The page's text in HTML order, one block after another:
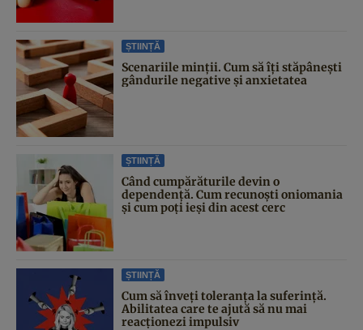
ȘTIINȚĂ
Scenariile minții. Cum să îți stăpânești
gândurile negative și anxietatea
ȘTIINȚĂ
Când cumpărăturile devin o
dependență. Cum recunoști oniomania
și cum poți ieși din acest cerc
ȘTIINȚĂ
Cum să înveți toleranța la suferință.
Abilitatea care te ajută să nu mai
reacționezi impulsiv